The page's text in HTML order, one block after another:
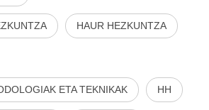
HAUR HEZKUNTZA
ETA TEKNIKAK HH